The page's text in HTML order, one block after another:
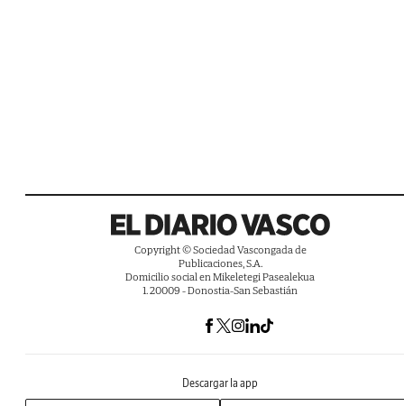
Copyright © Sociedad Vascongada de
Publicaciones, S.A.
Domicilio social en Mikeletegi Pasealekua
1. 20009 - Donostia-San Sebastián
Descargar la app